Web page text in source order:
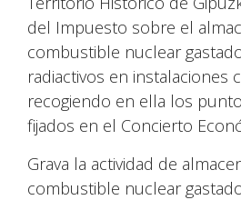
del Impuesto sobre el
combustible nuclear
radiactivos en instalaciones
recogiendo en ella los
fijados en el Concierto
Grava la actividad de
combustible nuclear